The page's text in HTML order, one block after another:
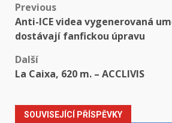
Post
navigation
Previous
Anti-ICE videa vygenerovaná
dostávají fanfickou úpravu
Další
La Caixa, 620 m. – ACCLIVIS
SOUVISEJÍCÍ PŘÍSPĚVKY